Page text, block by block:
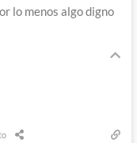
lo menos algo digno